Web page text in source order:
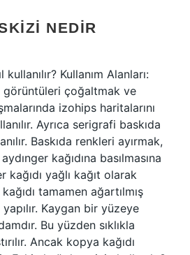
NEDIR
Kullanım Alanları:
çoğaltmak ve
izohips haritalarını
Ayrıca serigrafi baskıda
Baskıda renkleri ayırmak,
kağıdına basılmasına
kağıdı yağlı kağıt olarak
tamamen ağartılmış
Kaygan bir yüzeye
Bu yüzden sıklıkla
Ancak kopya kağıdı